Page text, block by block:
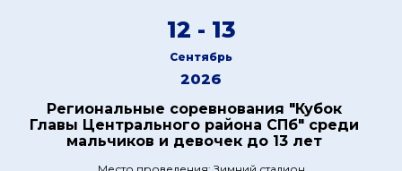
12 - 13
Сентябрь
2026
Региональные соревнования "Кубок
Главы Центрального района СПб" среди
мальчиков и девочек до 13 лет